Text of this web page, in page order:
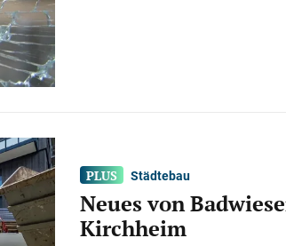
Städtebau
Neues von
Kirchheim